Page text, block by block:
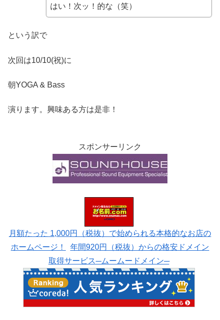
はい！次ッ！的な（笑）
という訳で
次回は10/10(祝)に
朝YOGA & Bass
演ります。興味ある方は是非！
スポンサーリンク
月額たった 1,000円（税抜）で始められる本格的なお店の
ホームページ！
年間920円（税抜）からの格安ドメイン
取得サービス─ムームードメイン─